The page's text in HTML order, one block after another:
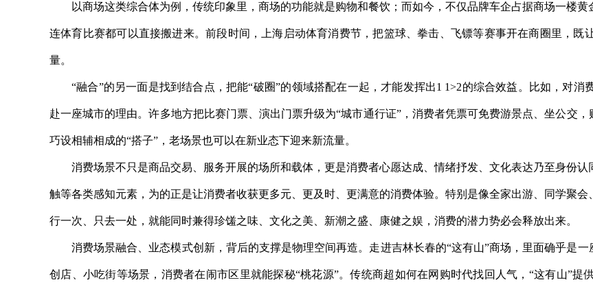
以商场这类综合体为例，传统印象里，商场的功能就是购物和餐饮；而如今，不仅品牌车企占据商场一楼
连体育比赛都可以直接搬进来。前段时间，上海启动体育消费节，把篮球、拳击、飞镖等赛事开在商圈里，
量。
“融合”的另一面是找到结合点，把能“破圈”的领域搭配在一起，才能发挥出1 1>2的综合效益。比如，对
赴一座城市的理由。许多地方把比赛门票、演出门票升级为“城市通行证”，消费者凭票可免费游景点、坐公交，
巧设相辅相成的“搭子”，老场景也可以在新业态下迎来新流量。
消费场景不只是商品交易、服务开展的场所和载体，更是消费者心愿达成、情绪抒发、文化表达乃至身份
触等各类感知元素，为的正是让消费者收获更多元、更及时、更满意的消费体验。特别是像全家出游、同学聚
行一次、只去一处，就能同时兼得珍馐之味、文化之美、新潮之盛、康健之娱，消费的潜力势必会释放出来。
消费场景融合、业态模式创新，背后的支撑是物理空间再造。走进吉林长春的“这有山”商场，里面确乎是
创店、小吃街等场景，消费者在闹市区里就能探秘“桃花源”。传统商超如何在网购时代找回人气，“这有山”